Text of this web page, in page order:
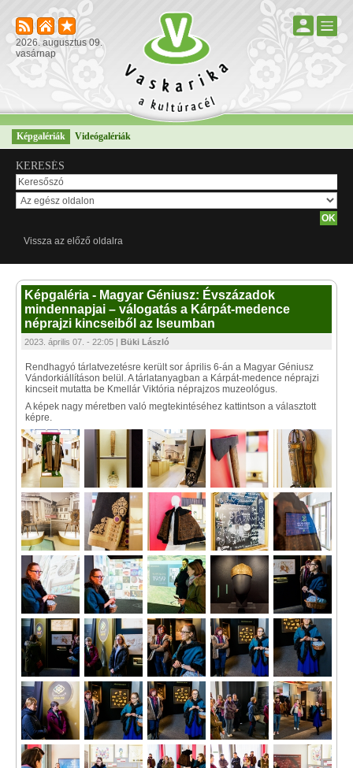
2026. augusztus 09.
vasárnap
Képgalériák Videógalériák
KERESÉS
Vissza az előző oldalra
Képgaléria - Magyar Géniusz: Évszázadok
mindennapjai – válogatás a Kárpát-medence
néprajzi kincseiből az Iseumban
2023. április 07. - 22:05 | Büki László
Rendhagyó tárlatvezetésre került sor április 6-án a Magyar Géniusz
Vándorkiállításon belül. A tárlatanyagban a Kárpát-medence néprajzi
kincseit mutatta be Kmellár Viktória néprajzos muzeológus.
A képek nagy méretben való megtekintéséhez kattintson a választott
képre.